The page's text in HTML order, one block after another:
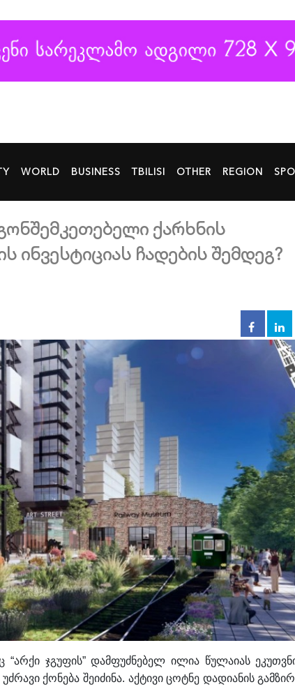
WORLD BUSINESS TBILISI OTHER REGION
ქარხნის
ინვესტიციას ჩადების შემდეგ?
“არქი ჯგუფის” დამფუძნებელ ილია წულაიას
ქონება შეიძინა. აქტივი ცოტნე დადიანის